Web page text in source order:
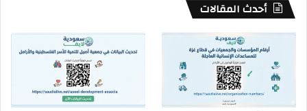
أحدث المقالات